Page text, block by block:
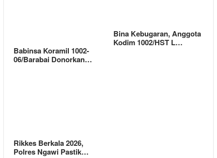
Babinsa Koramil 1002-
06/Barabai Donorkan…
Bina Kebugaran, Anggota
Kodim 1002/HST L…
Rikkes Berkala 2026,
Polres Ngawi Pastik…